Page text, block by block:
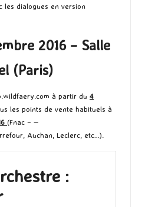
les dialogues en version
2016 – Salle
(Paris)
à partir du 4
les points de vente habituels à
(Fnac –
Auchan, Leclerc, etc…).
: